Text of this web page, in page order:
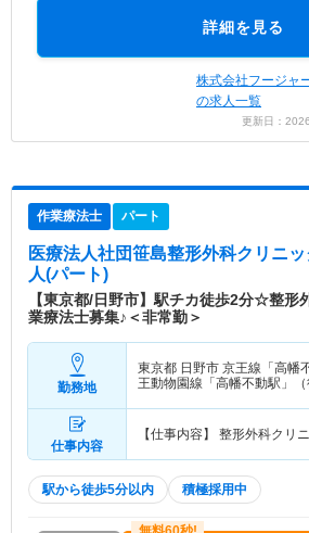
詳細を見る
株式会社フージャ
の求人一覧
更新日：
作業療法士 パート
医療法人社団笹島整形外科クリニッ
人(パート)
【東京都/日野市】駅チカ徒歩2分☆整形
業療法士募集♪＜非常勤＞
勤務地
東京都 日野市 京王線「高幡
王動物園線「高幡不動駅」
仕事内容
【仕事内容】 整形外科クリ
駅から徒歩5分以内 積極採用中